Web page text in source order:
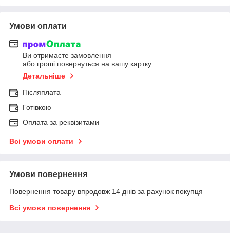
Умови оплати
Ви отримаєте замовлення
або гроші повернуться на вашу картку
Детальніше
Післяплата
Готівкою
Оплата за реквізитами
Всі умови оплати
Умови повернення
Повернення товару впродовж 14 днів за рахунок покупця
Всі умови повернення